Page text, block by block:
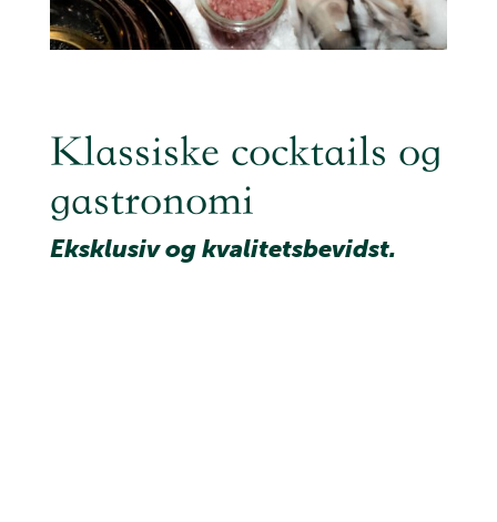
Klassiske cocktails og
gastronomi
Eksklusiv og kvalitetsbevidst.